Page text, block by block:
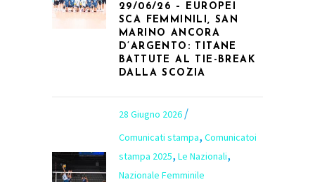
29/06/26 – EUROPEI
SCA FEMMINILI, SAN
MARINO ANCORA
D’ARGENTO: TITANE
BATTUTE AL TIE-BREAK
DALLA SCOZIA
28 Giugno 2026
Comunicati stampa, Comunicatoi
stampa 2025, Le Nazionali,
Nazionale Femminile